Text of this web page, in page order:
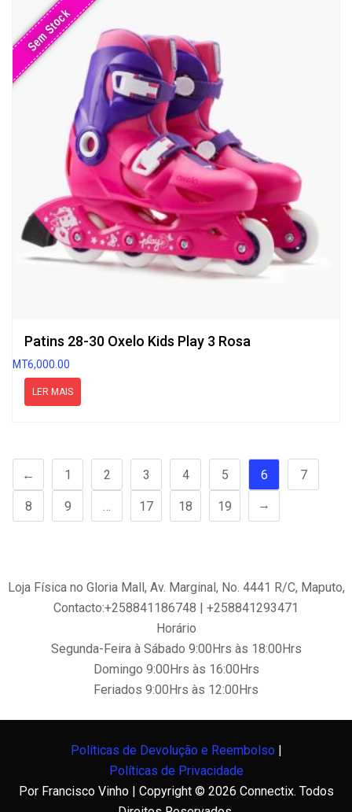
Sem Stock
Patins 28-30 Oxelo Kids Play 3 Rosa
MT6,000.00
LER MAIS
← 1 2 3 4 5 6 7
8 9 … 17 18 19 →
Loja Física no Gloria Mall, Av. Marginal, No. 4441 R/C, Maputo,
Contacto:+258841186748 | +258841293471
Horário
Segunda-Feira à Sábado 9:00Hrs às 18:00Hrs
Domingo 9:00Hrs às 16:00Hrs
Feriados 9:00Hrs às 12:00Hrs
Políticas de Devolução e Reembolso|
Políticas de Privacidade
Por Francisco Vinho | Copyright © 2026 Connectix. Todos